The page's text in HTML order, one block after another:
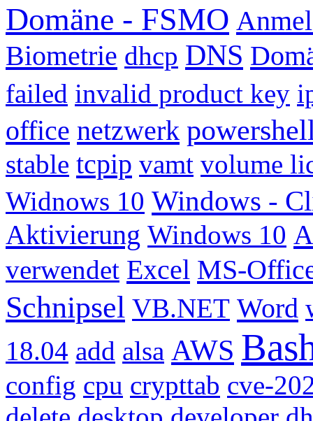
Domäne - FSMO
Biometrie dhcp DNS
failed invalid product key
office netzwerk
stable tcpip vamt volume
Widnows 10 Windows -
Aktivierung Windows 10
verwendet Excel MS-
Schnipsel VB.NET Word
18.04 add alsa AWS
config cpu crypttab cve-